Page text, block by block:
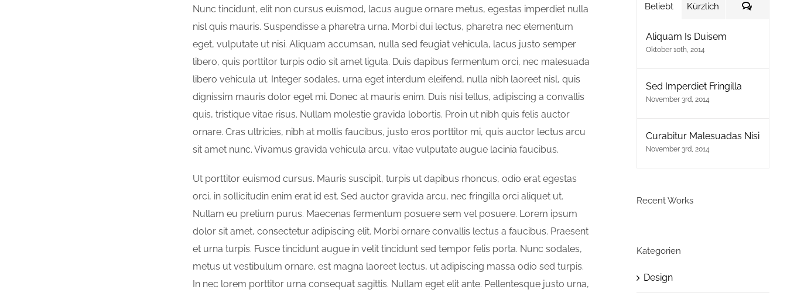
Nunc tincidunt, elit non cursus euismod, lacus augue ornare metus, egestas imperdiet nulla
nisl quis mauris. Suspendisse a pharetra urna. Morbi dui lectus, pharetra nec elementum
eget, vulputate ut nisi. Aliquam accumsan, nulla sed feugiat vehicula, lacus justo semper
libero, quis porttitor turpis odio sit amet ligula. Duis dapibus fermentum orci, nec malesuada
libero vehicula ut. Integer sodales, urna eget interdum eleifend, nulla nibh laoreet nisl, quis
dignissim mauris dolor eget mi. Donec at mauris enim. Duis nisi tellus, adipiscing a convallis
quis, tristique vitae risus. Nullam molestie gravida lobortis. Proin ut nibh quis felis auctor
ornare. Cras ultricies, nibh at mollis faucibus, justo eros porttitor mi, quis auctor lectus arcu
sit amet nunc. Vivamus gravida vehicula arcu, vitae vulputate augue lacinia faucibus.
Ut porttitor euismod cursus. Mauris suscipit, turpis ut dapibus rhoncus, odio erat egestas
orci, in sollicitudin enim erat id est. Sed auctor gravida arcu, nec fringilla orci aliquet ut.
Nullam eu pretium purus. Maecenas fermentum posuere sem vel posuere. Lorem ipsum
dolor sit amet, consectetur adipiscing elit. Morbi ornare convallis lectus a faucibus. Praesent
et urna turpis. Fusce tincidunt augue in velit tincidunt sed tempor felis porta. Nunc sodales,
metus ut vestibulum ornare, est magna laoreet lectus, ut adipiscing massa odio sed turpis.
In nec lorem porttitor urna consequat sagittis. Nullam eget elit ante. Pellentesque justo urna,
Beliebt Kürzlich
Aliquam Is Duisem
Oktober 10th, 2014
Sed Imperdiet Fringilla
November 3rd, 2014
Curabitur Malesuadas Nisi
November 3rd, 2014
Recent Works
Kategorien
Design